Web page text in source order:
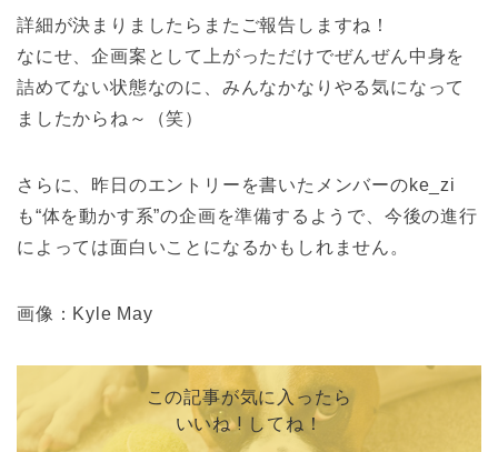
詳細が決まりましたらまたご報告しますね！
なにせ、企画案として上がっただけでぜんぜん中身を
詰めてない状態なのに、みんなかなりやる気になって
ましたからね～（笑）
さらに、昨日のエントリーを書いたメンバーのke_zi
も“体を動かす系”の企画を準備するようで、今後の進行
によっては面白いことになるかもしれません。
画像：Kyle May
この記事が気に入ったら
いいね ! してね！